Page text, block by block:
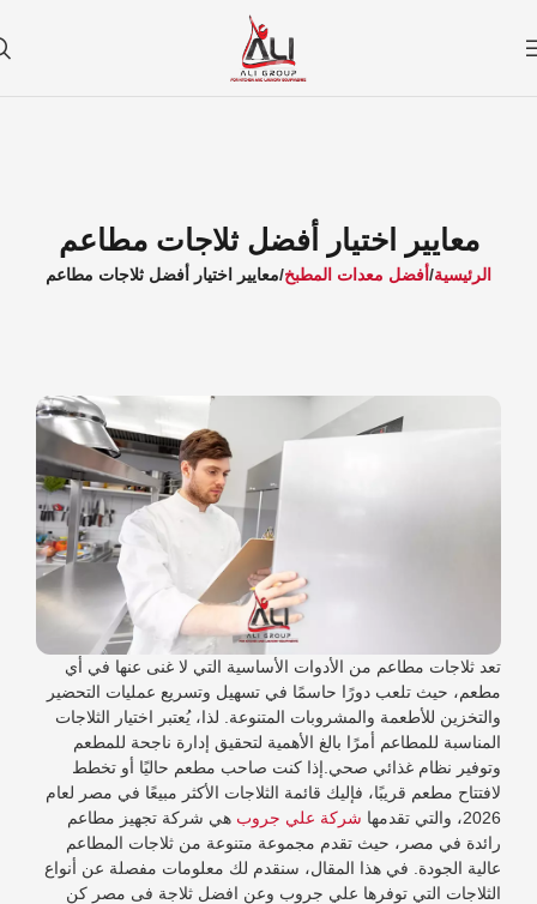
معايير اختيار أفضل ثلاجات مطاعم
الرئيسية أفضل معدات المطبخ معايير اختيار أفضل ثلاجات مطاعم
تعد ثلاجات مطاعم من الأدوات الأساسية التي لا غنى عنها في أي
مطعم، حيث تلعب دورًا حاسمًا في تسهيل وتسريع عمليات التحضير
والتخزين للأطعمة والمشروبات المتنوعة. لذا، يُعتبر اختيار الثلاجات
المناسبة للمطاعم أمرًا بالغ الأهمية لتحقيق إدارة ناجحة للمطعم
وتوفير نظام غذائي صحي.إذا كنت صاحب مطعم حاليًا أو تخطط
لافتتاح مطعم قريبًا، فإليك قائمة الثلاجات الأكثر مبيعًا في مصر لعام
2026، والتي تقدمها
شركة علي جروب هي شركة تجهيز مطاعم
رائدة في مصر، حيث تقدم مجموعة متنوعة من ثلاجات المطاعم
عالية الجودة. في هذا المقال، سنقدم لك معلومات مفصلة عن أنواع
الثلاجات التي توفرها علي جروب وعن افضل ثلاجة فى مصر كن